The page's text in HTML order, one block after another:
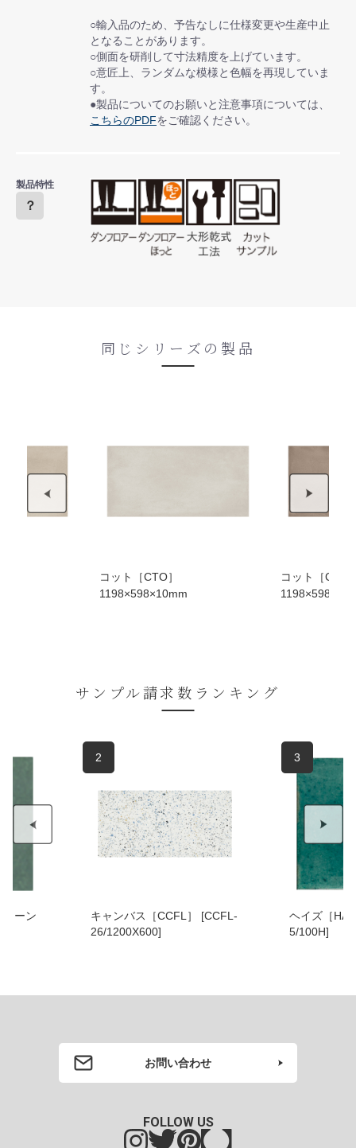
○輸入品のため、予告なしに仕様変更や生産中止
となることがあります。
○側面を研削して寸法精度を上げています。
○意匠上、ランダムな模様と色幅を再現していま
す。
●製品についてのお願いと注意事項については、
こちらのPDFをご確認ください。
製品特性
？
同じシリーズの製品
コット［CTO］
1198×598×10mm
コット［CTO
サンプル請求数ランキング
ーン
2
キャンバス［CCFL］ [CCFL-
26/1200X600]
3
ヘイズ［HAZ］
5/100H]
お問い合わせ
FOLLOW US